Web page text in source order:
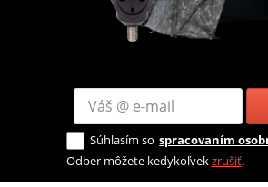
Súhlasím so spracovaním
Odber môžete kedykoľvekzrušiť.